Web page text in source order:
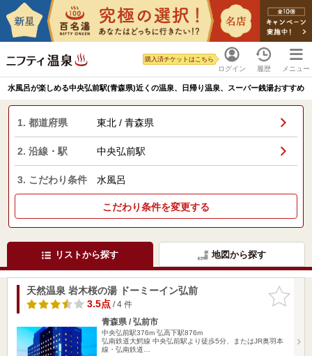
ログイン
購入済チケットはこちら
履歴 メニュー
水風呂が楽しめる中央弘前駅(青森県)近くの温泉、日帰り温泉、スーパー銭湯おすすめ
1. 都道府県 東北 / 青森県
2. 沿線・駅 中央弘前駅
3. こだわり条件 水風呂
こだわり条件を変更する
リストから探す 地図から探す
お気に入
りに追加
天然温泉 岩木桜の湯 ドーミーイン弘前
3.5点/ 4 件
青森県 / 弘前市
中央弘前駅376m 弘高下駅876m
弘南鉄道大鰐線 中央弘前駅より徒歩5分、またはJR奥羽本
線・弘南鉄道…